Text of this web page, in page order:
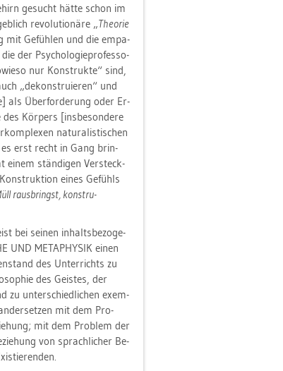
ge­sucht hätte schon im
re­vo­lu­tio­nä­re „Theo­rie
mit Ge­füh­len und die em­pa­
der Psy­cho­lo­gie­pro­fes­so­
nur Kon­struk­te“ sind,
„de­kon­stru­ie­ren“ und
als Über­for­de­rung oder Er­
Kör­pers [ins­be­son­de­re
na­tu­ra­lis­ti­schen
erst recht in Gang brin­
einem stän­di­gen Ver­steck­
eines Ge­fühls
raus­bringst, kon­stru­
bei sei­nen in­halts­be­zo­ge­
UND ME­TA­PHY­SIK einen
des Un­ter­richts zu
des Geis­tes, der
zu un­ter­schied­li­chen ex­em­
mit dem Pro­
mit dem Pro­blem der
von sprach­li­cher Be­